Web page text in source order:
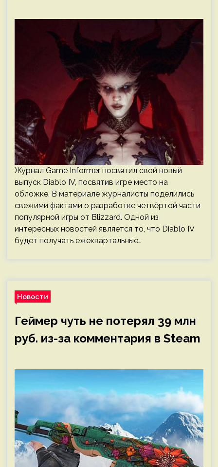
Журнал Game Informer посвятил свой новый
выпуск Diablo IV, посвятив игре место на
обложке. В материале журналисты поделились
свежими фактами о разработке четвёртой части
популярной игры от Blizzard. Одной из
интересных новостей является то, что Diablo IV
будет получать ежеквартальные…
Новости
Геймер чуть не потерял 39 млн
руб. из-за комментария в Steam